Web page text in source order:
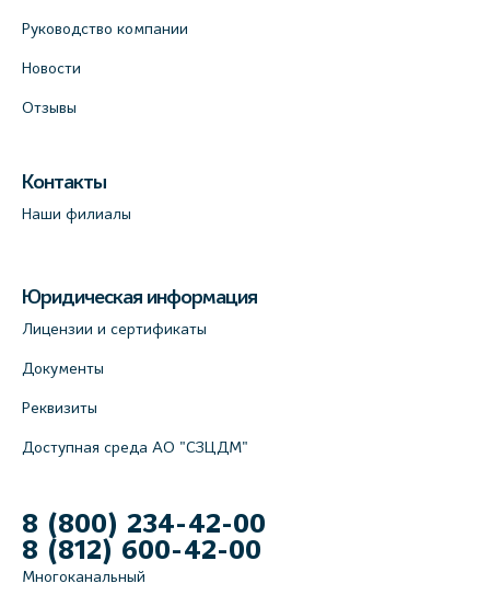
Руководство компании
Новости
Отзывы
Контакты
Наши филиалы
Юридическая информация
Лицензии и сертификаты
Документы
Реквизиты
Доступная среда АО "СЗЦДМ"
8 (800) 234-42-00
8 (812) 600-42-00
Многоканальный